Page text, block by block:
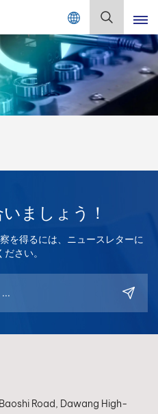
本
語
English
Français
Español
Português
日本語
بالعربية
中文
ましょう！
を得るには、ニュースレターに
さい。
Road, Dawang High-